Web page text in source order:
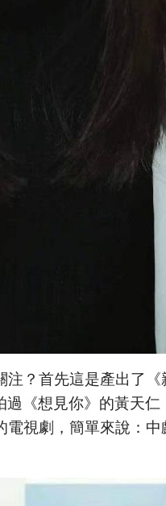
？首先這是產出了
《想見你》的黃天
視劇，簡單來說：